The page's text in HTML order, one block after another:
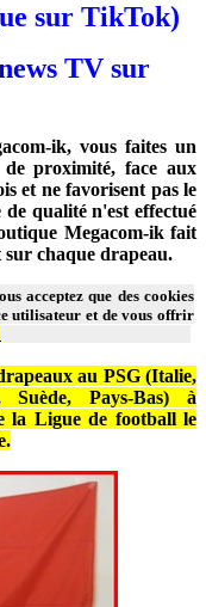
sur TikTok)
TV sur
ik, vous faites un
proximité, face aux
et ne favorisent pas le
qualité n'est effectué
Megacom-ik fait
sur chaque drapeau.
acceptez que des cookies
utilisateur et de vous offrir
au PSG (Italie,
Suède, Pays-Bas) à
la Ligue de football le